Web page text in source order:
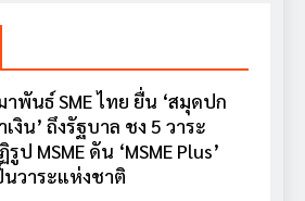
าพันธ์ SME ไทย ยื่น ‘สมุดปก
เงิน’ ถึงรัฐบาล ชง 5 วาระ
รูป MSME ดัน ‘MSME Plus’
นวาระแห่งชาติ